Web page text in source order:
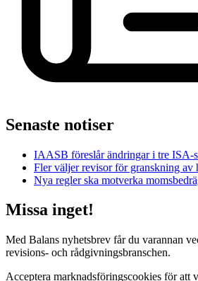
Senaste notiser
IAASB föreslår ändringar i tre ISA-
Fler väljer revisor för granskning av
Nya regler ska motverka
Missa inget!
Med Balans nyhetsbrev får du varannan
revisions- och rådgivningsbranschen.
Acceptera marknadsföringscookies för att